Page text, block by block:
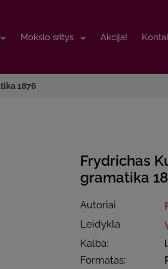
Mokslo sritys Akcija!
Mokslo sritys Akcija!
1876
Frydrichas
gramatika
Autoriai
Leidykla
Kalba:
Formatas: